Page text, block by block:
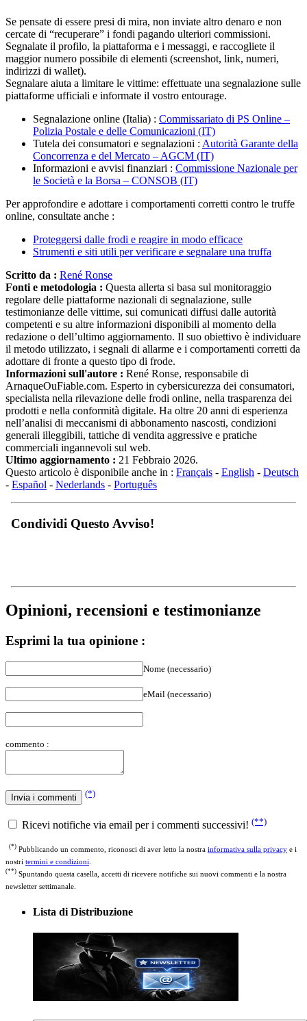
Se pensate di essere presi di mira, non inviate altro denaro e non
cercate di “recuperare” i fondi pagando ulteriori commissioni.
Segnalate il profilo, la piattaforma e i messaggi, e raccogliete il
maggior numero possibile di elementi (screenshot, link, numeri,
indirizzi di wallet).
Segnalare aiuta a limitare le vittime: effettuate una segnalazione sulle
piattaforme ufficiali e informate il vostro entourage.
Segnalazione online (Italia) : Commissariato di PS Online –
Polizia Postale e delle Comunicazioni (IT)
Tutela dei consumatori e segnalazioni : Autorità Garante della
Concorrenza e del Mercato – AGCM (IT)
Informazioni e avvisi finanziari : Commissione Nazionale per
le Società e la Borsa – CONSOB (IT)
Per approfondire e adottare i comportamenti corretti contro le truffe
online, consultate anche :
Proteggersi dalle frodi e reagire in modo efficace
Strumenti e siti utili per verificare e segnalare una truffa
Scritto da : René Ronse
Fonti e metodologia : Questa allerta si basa sul monitoraggio
regolare delle piattaforme nazionali di segnalazione, sulle
testimonianze delle vittime, sui comunicati diffusi dalle autorità
competenti e su altre informazioni disponibili al momento della
redazione o dell’ultimo aggiornamento. Il suo obiettivo è individuare
il metodo utilizzato, i segnali di allarme e i comportamenti corretti da
adottare di fronte a questo tipo di frode.
Informazioni sull'autore : René Ronse, responsabile di
ArnaqueOuFiable.com. Esperto in cybersicurezza dei consumatori,
specialista nella rilevazione delle frodi online, nella trasparenza dei
prodotti e nella conformità digitale. Ha oltre 20 anni di esperienza
nell’analisi di meccanismi di abbonamento nascosti, condizioni
generali illeggibili, tattiche di vendita aggressive e pratiche
commerciali ingannevoli sul web.
Ultimo aggiornamento : 21 Febbraio 2026.
Questo articolo è disponibile anche in : Français - English - Deutsch
- Español - Nederlands - Português
Condividi Questo Avviso!
Opinioni, recensioni e testimonianze
Esprimi la tua opinione :
Nome (necessario)
eMail (necessario)
commento :
(*)
Ricevi notifiche via email per i commenti successivi! (**)
(*) Pubblicando un commento, riconosci di aver letto la nostra informativa sulla privacy e i
nostri termini e condizioni
(**) Spuntando questa casella, accetti di ricevere notifiche sui nuovi commenti e la nostra
newsletter settimanale.
Lista di Distribuzione